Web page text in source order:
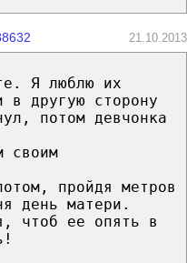
21.10.2013
Я люблю их
в другую сторону
потом девчонка
своим
пройдя метров
день матери.
чтоб ее опять в